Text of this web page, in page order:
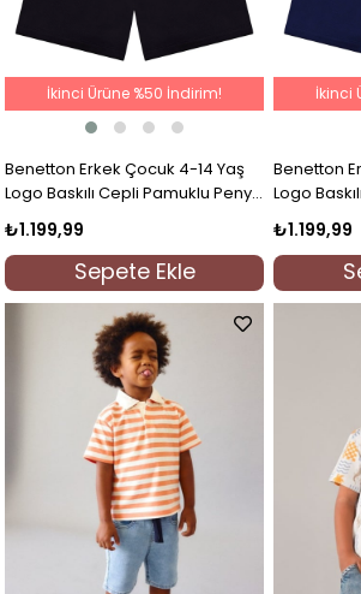
Benetton Erkek Çocuk 4-14 Yaş
Logo Baskılı Cepli Pamuklu Penye
₺1.199,99
Sepete Ekle
İkinci Ürüne %50 İndirim!
Benetton
Logo
₺1.199,99
İkinci